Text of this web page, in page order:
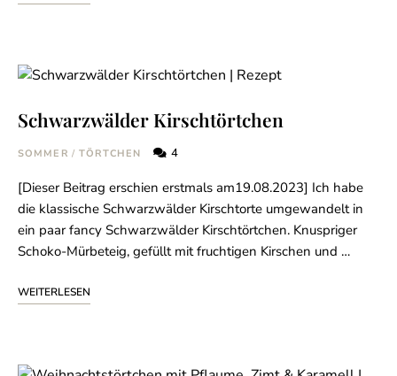
Schwarzwälder Kirschtörtchen
SOMMER / TÖRTCHEN 4
[Dieser Beitrag erschien erstmals am19.08.2023] Ich habe
die klassische Schwarzwälder Kirschtorte umgewandelt in
ein paar fancy Schwarzwälder Kirschtörtchen. Knuspriger
Schoko-Mürbeteig, gefüllt mit fruchtigen Kirschen und …
WEITERLESEN